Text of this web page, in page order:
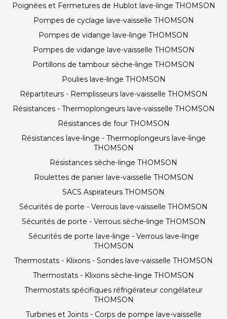
Poignées et Fermetures de Hublot lave-linge THOMSON
Pompes de cyclage lave-vaisselle THOMSON
Pompes de vidange lave-linge THOMSON
Pompes de vidange lave-vaisselle THOMSON
Portillons de tambour sèche-linge THOMSON
Poulies lave-linge THOMSON
Répartiteurs - Remplisseurs lave-vaisselle THOMSON
Résistances - Thermoplongeurs lave-vaisselle THOMSON
Résistances de four THOMSON
Résistances lave-linge - Thermoplongeurs lave-linge
THOMSON
Résistances sèche-linge THOMSON
Roulettes de panier lave-vaisselle THOMSON
SACS Aspirateurs THOMSON
Sécurités de porte - Verrous lave-vaisselle THOMSON
Sécurités de porte - Verrous sèche-linge THOMSON
Sécurités de porte lave-linge - Verrous lave-linge
THOMSON
Thermostats - Klixons - Sondes lave-vaisselle THOMSON
Thermostats - Klixons sèche-linge THOMSON
Thermostats spécifiques réfrigérateur congélateur
THOMSON
Turbines et Joints - Corps de pompe lave-vaisselle